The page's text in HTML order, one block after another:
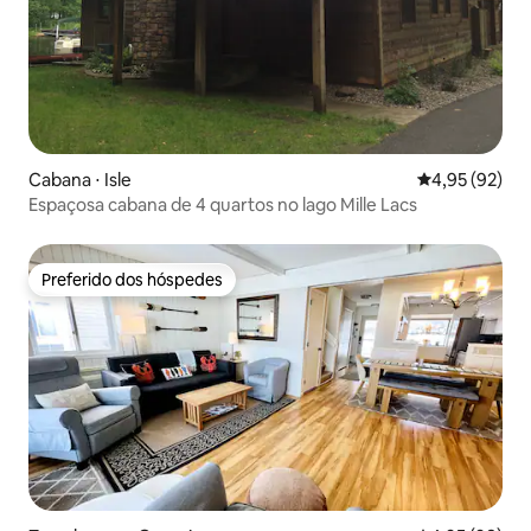
Cabana ⋅ Isle 4,95 de uma
4,95 (92)
Espaçosa cabana de 4 quartos no lago Mille Lacs
Preferido dos hóspedes
Preferido dos hóspedes